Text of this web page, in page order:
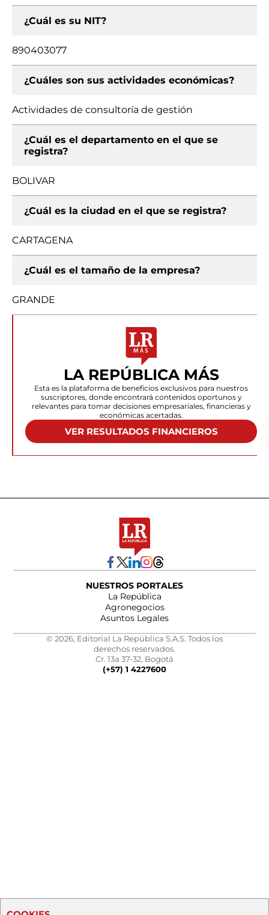
¿Cuál es su NIT?
890403077
¿Cuáles son sus actividades económicas?
Actividades de consultoría de gestión
¿Cuál es el departamento en el que se
registra?
BOLIVAR
¿Cuál es la ciudad en el que se registra?
CARTAGENA
¿Cuál es el tamaño de la empresa?
GRANDE
LA REPÚBLICA MÁS
Esta es la plataforma de beneficios exclusivos para nuestros
suscriptores, donde encontrará contenidos oportunos y
relevantes para tomar decisiones empresariales, financieras y
económicas acertadas.
VER RESULTADOS FINANCIEROS
NUESTROS PORTALES
La República
Agronegocios
Asuntos Legales
© 2026, Editorial La República S.A.S. Todos los
derechos reservados.
Cr. 13a 37-32, Bogotá
(+57) 1 4227600